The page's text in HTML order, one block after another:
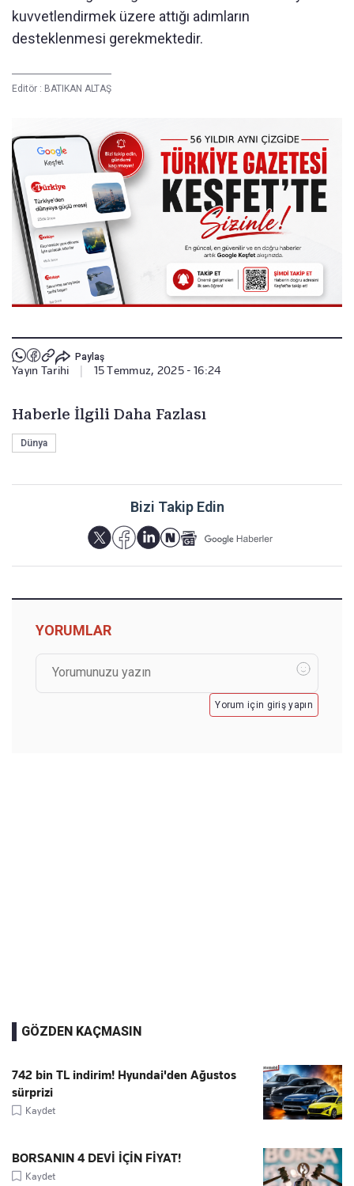
kuvvetlendirmek üzere attığı adımların
desteklenmesi gerekmektedir.
Editör : BATIKAN ALTAŞ
Paylaş
Yayın Tarihi 15 Temmuz, 2025 - 16:24
Haberle İlgili Daha Fazlası
Dünya
Bizi Takip Edin
YORUMLAR
Yorum için giriş yapın
GÖZDEN KAÇMASIN
742 bin TL indirim! Hyundai'den Ağustos
sürprizi
Kaydet
BORSANIN 4 DEVİ İÇİN FİYAT!
Kaydet